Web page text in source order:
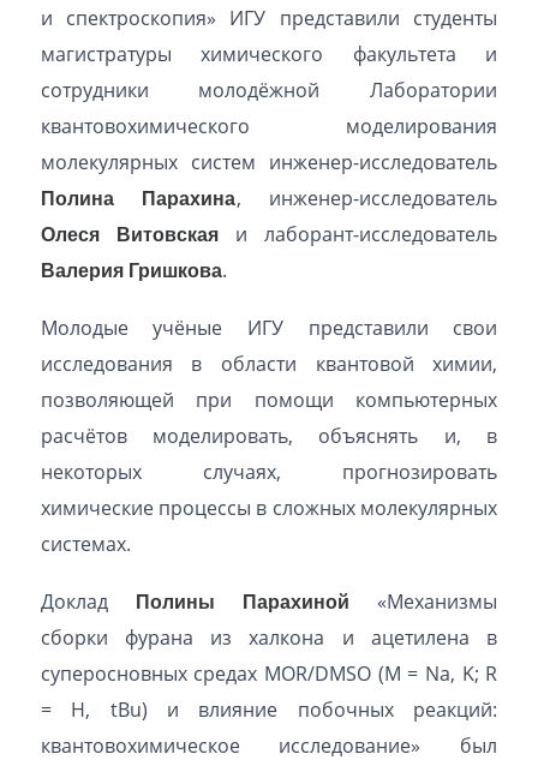
и спектроскопия» ИГУ представили студенты
магистратуры химического факультета и
сотрудники молодёжной Лаборатории
квантовохимического моделирования
молекулярных систем инженер-исследователь
Полина Парахина, инженер-исследователь
Олеся
Витовская и лаборант-исследователь
Валерия Гришкова.
Молодые учёные ИГУ представили свои
исследования в области квантовой химии,
позволяющей при помощи компьютерных
расчётов моделировать, объяснять и, в
некоторых случаях, прогнозировать
химические процессы в сложных молекулярных
системах.
Доклад Полины Парахиной «Механизмы
сборки фурана из халкона и ацетилена в
суперосновных средах MOR/DMSO (M = Na, K; R
= H, tBu) и влияние побочных реакций:
квантовохимическое исследование» был